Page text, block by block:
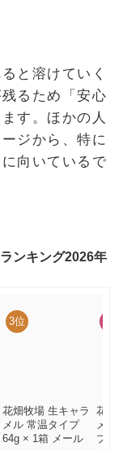
と溶けていく
るため「安心
す。ほかの人
ジから、特に
向いているで